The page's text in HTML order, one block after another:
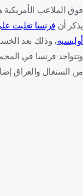
فوق الملاعب
يذكر أن
أوليسيه، وذلك بعد
وتتواجد فرنسا في
من السنغال والعراق